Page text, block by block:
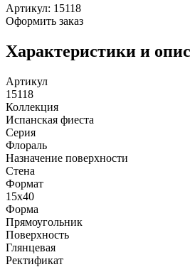
Артикул: 15118
Оформить заказ
Характеристики и
Артикул
15118
Коллекция
Испанская фиеста
Серия
Флораль
Назначение поверхности
Стена
Формат
15x40
Форма
Прямоугольник
Поверхность
Глянцевая
Ректификат